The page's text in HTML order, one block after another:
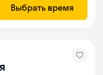
Выбрать время